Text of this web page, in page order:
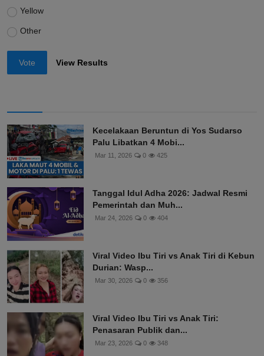
Yellow
Other
Vote View Results
Kecelakaan Beruntun di Yos Sudarso
Palu Libatkan 4 Mobi...
Mar 11, 2026 0 425
Tanggal Idul Adha 2026: Jadwal Resmi
Pemerintah dan Muh...
Mar 24, 2026 0 404
Viral Video Ibu Tiri vs Anak Tiri di Kebun
Durian: Wasp...
Mar 30, 2026 0 356
Viral Video Ibu Tiri vs Anak Tiri:
Penasaran Publik dan...
Mar 23, 2026 0 348